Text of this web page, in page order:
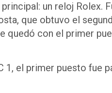
un reloj Rolex.
que obtuvo el
quedó con el primer
1, el primer puesto fue